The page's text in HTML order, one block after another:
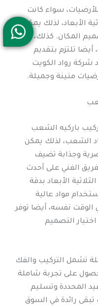
سواء كانت
الأبعاد، لذلك يمكن
المكان. كذلك، تهتم
تلتزم بتقديم
شركة رواد الكويت
متينة وجميلة.
باركيه الشعب
الشعب، لذلك يمكن
وجذابة تضيف
الفني على أحدث
الأبعاد بدقة
مواد عالية
الوقت نفسه، أيضا توفر
التصميم
تشمل التركيب والفك
على تجربة شاملة
المحددة وتسليم
تبقى رائدة في السوق